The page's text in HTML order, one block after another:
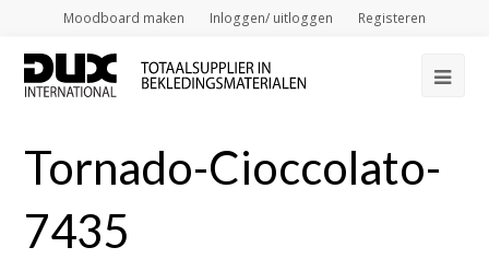
Moodboard maken Inloggen/ uitloggen Registeren
Tornado-Cioccolato-
7435